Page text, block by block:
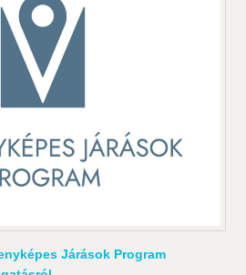
Járások Program